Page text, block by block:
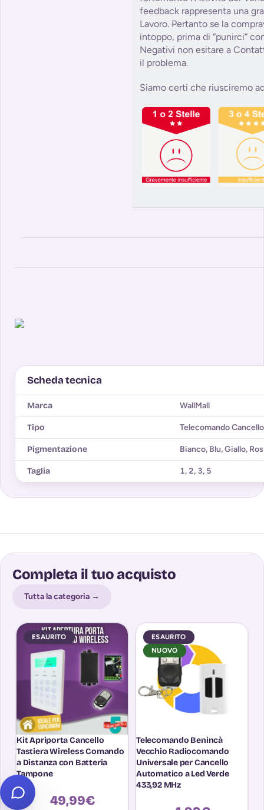
feedback rappresenta una
Lavoro. Pertanto se la
intoppo, prima di “punirci”
Negativi non esitare a
il problema.
Siamo certi che riusciremo
Scheda tecnica
Marca WallMall
Tipo Telecomando
Pigmentazione Bianco, Blu,Giallo,
Taglia 1, 2, 3, 5
Completa il tuo acquisto
Tutta la categoria →
ESAURITO
Kit Apriporta Cancello
Tastiera Wireless Comando
a Distanza con Batteria
Tampone
49,99€
ESAURITO
NUOVO
Telecomando Benincà
Vecchio Radiocomando
Universale per Cancello
Automatico a Led Verde
433,92 MHz